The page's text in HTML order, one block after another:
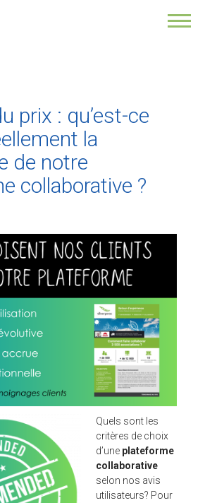
DSI
de TPE/PME
Développeur
PRODUIT
CHOISIR SILVERPEAS ?
multiples fonctionnalités
Son application Mobile
sécurité des données
service professionnel
de la collaboration
ses tarifs transparents
est votre besoin ?
CLIENTS
BLOG
Témoignages clients
Fonctionnalités
Articles
DE NOUS
prix : qu’est-ce
la
de notre
collaborative ?
Quels sont les
critères de choix
d’une plateforme
collaborative
selon nos avis
utilisateurs? Pour